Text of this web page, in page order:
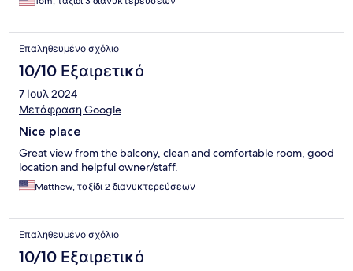
Επαληθευμένο σχόλιο
10/10 Εξαιρετικό
7 Ιουλ 2024
Μετάφραση Google
Nice place
Great view from the balcony, clean and comfortable room, good
location and helpful owner/staff.
Matthew, ταξίδι 2 διανυκτερεύσεων
Επαληθευμένο σχόλιο
10/10 Εξαιρετικό